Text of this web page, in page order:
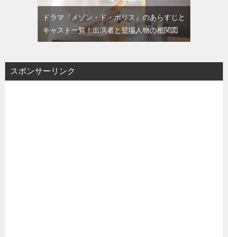
ドラマ『メゾン・ド・ポリス』のあらすじと
キャスト一覧！出演者と登場人物の相関図
スポンサーリンク